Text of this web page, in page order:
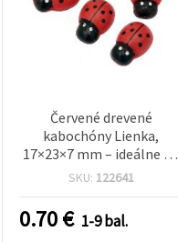
Červené drevené
kabochóny Lienka,
17×23×7 mm – ideálne na
kreatívne DIY projekty,
dekorácie, balenie 10 ks
SKU: 122641
0.70€ 1-9 bal.